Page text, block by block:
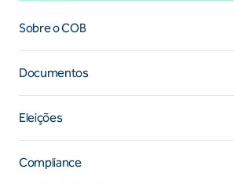
Sobre o COB
Documentos
Eleições
Compliance